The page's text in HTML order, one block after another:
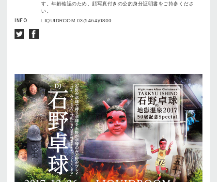
す。年齢確認のため、顔写真付きの公的身分証明書をご持参くださ
い。
INFO
LIQUIDROOM 03(5464)0800